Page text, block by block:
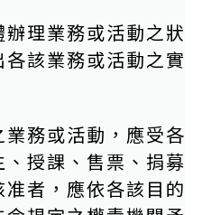
辦理業務或活動之狀
該業務或活動之實
業務或活動，應受各
、授課、售票、捐募
准者，應依各該目的